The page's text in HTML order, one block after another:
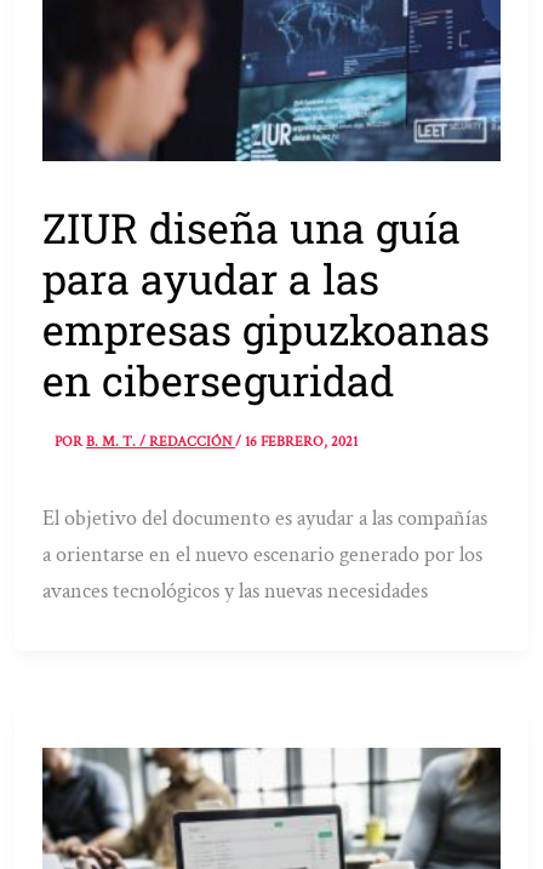
ZIUR diseña una guía
para ayudar a las
empresas gipuzkoanas
en ciberseguridad
PORB. M. T. / REDACCIÓN/16 FEBRERO, 2021
El objetivo del documento es ayudar a las compañías
a orientarse en el nuevo escenario generado por los
avances tecnológicos y las nuevas necesidades